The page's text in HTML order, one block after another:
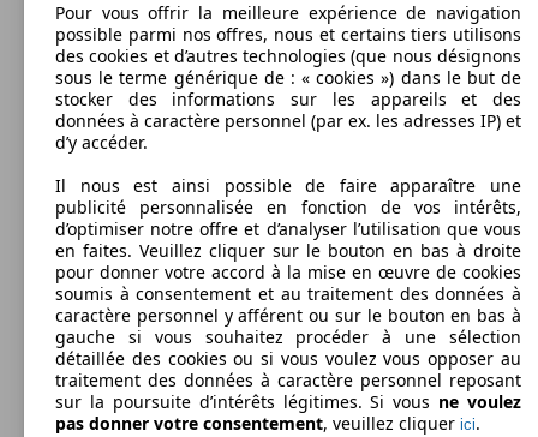
Outlander 2.0I MIVEC 150 2WD
Diesel
Model Version
Leistung
SUV/4x4/Pick-Up
Essence
Model Version
Leistung
2012 - 2015 Mitsubishi OUTLANDER (09/2012-09/2015)
Dim. (L/l/h):
à partir de 4655 x 1800 x 1680 mm
Puissance:
89 - 110 KW (120 - 150 PS)
Portes:
5
Sièges:
5 - 7
Coffre:
124 - 1022 Litres
Capacité de remorquage:
0 - 2000 kg
Afficher les variantes
Pour vous offrir la meilleure expérience de navigation
possible parmi nos offres, nous et certains tiers utilisons
des cookies et d’autres technologies (que nous désignons
sous le terme générique de : « cookies ») dans le but de
stocker des informations sur les appareils et des
données à caractère personnel (par ex. les adresses IP) et
d’y accéder.
Il nous est ainsi possible de faire apparaître une
publicité personnalisée en fonction de vos intérêts,
d’optimiser notre offre et d’analyser l’utilisation que vous
en faites. Veuillez cliquer sur le bouton en bas à droite
pour donner votre accord à la mise en œuvre de cookies
soumis à consentement et au traitement des données à
caractère personnel y afférent ou sur le bouton en bas à
gauche si vous souhaitez procéder à une sélection
détaillée des cookies ou si vous voulez vous opposer au
traitement des données à caractère personnel reposant
sur la poursuite d’intérêts légitimes. Si vous ne voulez
pas donner votre consentement, veuillez cliquer ici.